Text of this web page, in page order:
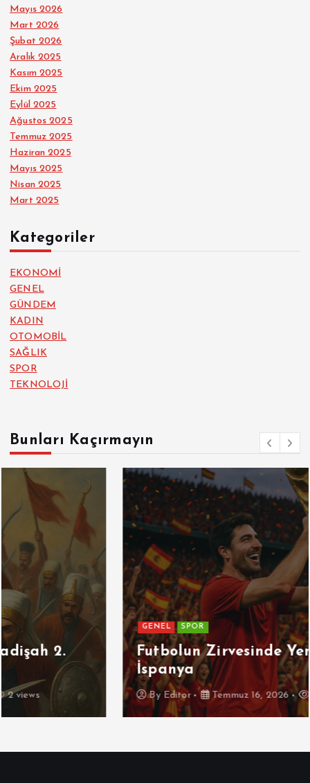
Mayıs 2026
Mart 2026
Şubat 2026
Aralık 2025
Kasım 2025
Ekim 2025
Eylül 2025
Ağustos 2025
Temmuz 2025
Haziran 2025
Mayıs 2025
Nisan 2025
Mart 2025
Kategoriler
EKONOMİ
GENEL
GÜNDEM
KADIN
OTOMOBİL
SAĞLIK
SPOR
TEKNOLOJİ
Bunları Kaçırmayın
SPOR
Futbolun Zirvesinde Yeniden
İspanya
By Editor Temmuz 16, 2026 3 views